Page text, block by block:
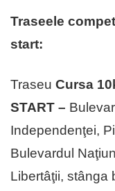
Traseele
start:
Traseu Cursa
START –
Independenţei,
Bulevardul
Libertâţii, stânga